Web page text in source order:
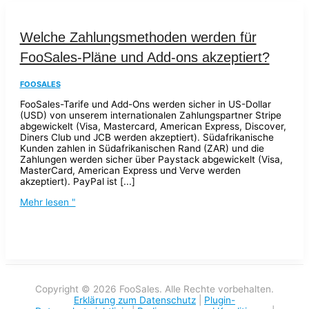
Welche Zahlungsmethoden werden für
FooSales-Pläne und Add-ons akzeptiert?
FOOSALES
FooSales-Tarife und Add-Ons werden sicher in US-Dollar
(USD) von unserem internationalen Zahlungspartner Stripe
abgewickelt (Visa, Mastercard, American Express, Discover,
Diners Club und JCB werden akzeptiert). Südafrikanische
Kunden zahlen in Südafrikanischen Rand (ZAR) und die
Zahlungen werden sicher über Paystack abgewickelt (Visa,
MasterCard, American Express und Verve werden
akzeptiert). PayPal ist [...]
Mehr lesen "
Copyright © 2026 FooSales. Alle Rechte vorbehalten.
Erklärung zum Datenschutz
Plugin-